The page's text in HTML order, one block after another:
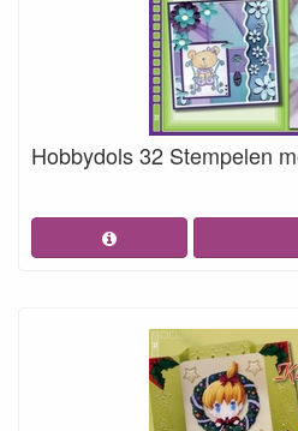
Hobbydols 32 Stempelen